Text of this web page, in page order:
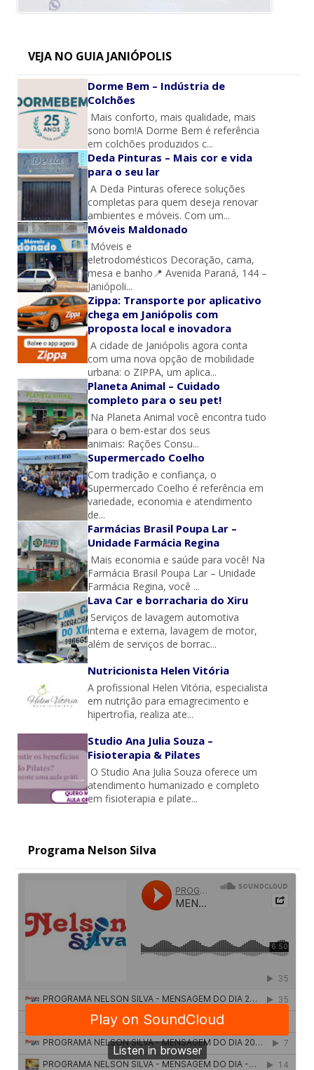
VEJA NO GUIA JANIÓPOLIS
Dorme Bem – Indústria de
Colchões
Mais conforto, mais qualidade, mais
sono bom!A Dorme Bem é referência
em colchões produzidos c...
Deda Pinturas – Mais cor e vida
para o seu lar
A Deda Pinturas oferece soluções
completas para quem deseja renovar
ambientes e móveis. Com um...
Móveis Maldonado
Móveis e
eletrodomésticos Decoração, cama,
mesa e banho📍 Avenida Paraná, 144 –
Janiópoli...
Zippa: Transporte por aplicativo
chega em Janiópolis com
proposta local e inovadora
A cidade de Janiópolis agora conta
com uma nova opção de mobilidade
urbana: o ZIPPA, um aplica...
Planeta Animal – Cuidado
completo para o seu pet!
Na Planeta Animal você encontra tudo
para o bem-estar dos seus
animais: Rações Consu...
Supermercado Coelho
Com tradição e confiança, o
Supermercado Coelho é referência em
variedade, economia e atendimento
de...
Farmácias Brasil Poupa Lar –
Unidade Farmácia Regina
Mais economia e saúde para você! Na
Farmácia Brasil Poupa Lar – Unidade
Farmácia Regina, você ...
Lava Car e borracharia do Xiru
Serviços de lavagem automotiva
interna e externa, lavagem de motor,
além de serviços de borrac...
Nutricionista Helen Vitória
A profissional Helen Vitória, especialista
em nutrição para emagrecimento e
hipertrofia, realiza ate...
Studio Ana Julia Souza –
Fisioterapia & Pilates
O Studio Ana Julia Souza oferece um
atendimento humanizado e completo
em fisioterapia e pilate...
Programa Nelson Silva